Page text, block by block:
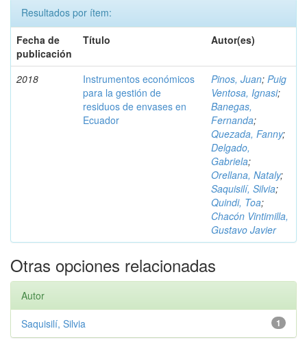
Resultados por ítem:
Fecha de
publicación
Título Autor(es)
2018
Instrumentos económicos
para la gestión de
residuos de envases en
Ecuador
Pinos, Juan; Puig
Ventosa, Ignasi;
Banegas,
Fernanda;
Quezada, Fanny;
Delgado,
Gabriela;
Orellana, Nataly;
Saquisilí, Silvia;
Quindi, Toa;
Chacón Vintimilla,
Gustavo Javier
Otras opciones relacionadas
Autor
1
Saquisilí, Silvia